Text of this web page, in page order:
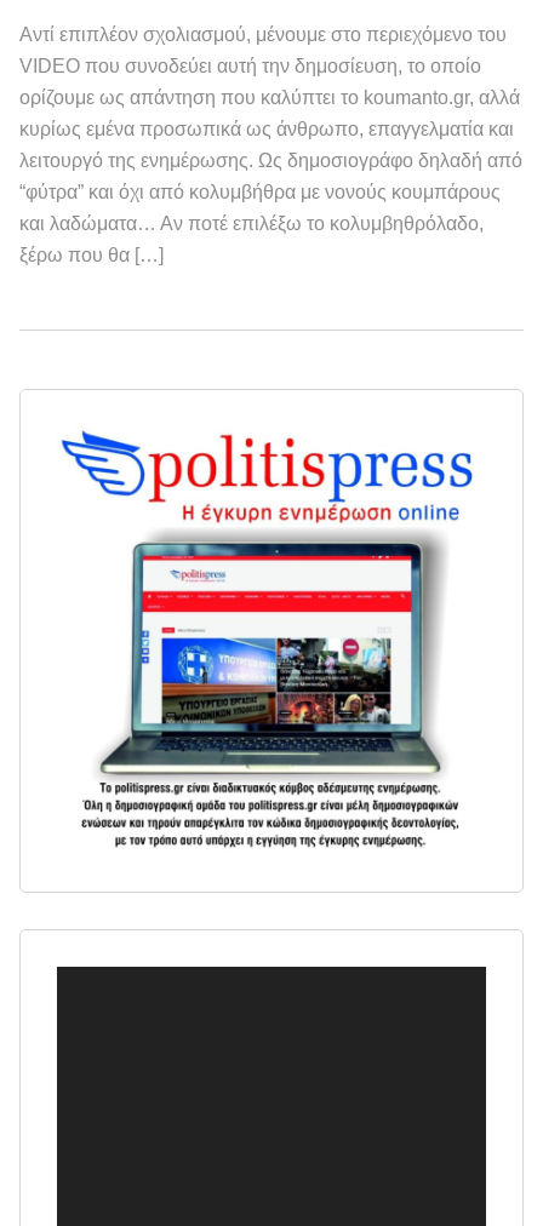
Αντί επιπλέον σχολιασμού, μένουμε στο περιεχόμενο του
VIDEO που συνοδεύει αυτή την δημοσίευση, το οποίο
ορίζουμε ως απάντηση που καλύπτει το koumanto.gr, αλλά
κυρίως εμένα προσωπικά ως άνθρωπο, επαγγελματία και
λειτουργό της ενημέρωσης. Ως δημοσιογράφο δηλαδή από
“φύτρα” και όχι από κολυμβήθρα με νονούς κουμπάρους
και λαδώματα… Αν ποτέ επιλέξω το κολυμβηθρόλαδο,
ξέρω που θα […]